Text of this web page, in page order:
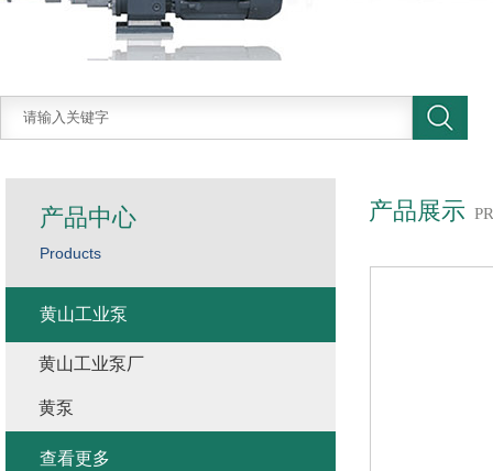
产品展示
产品中心
Products
黄山工业泵
黄山工业泵厂
黄泵
查看更多